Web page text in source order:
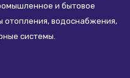
и бытовое
отопления, водоснабжения,
системы.